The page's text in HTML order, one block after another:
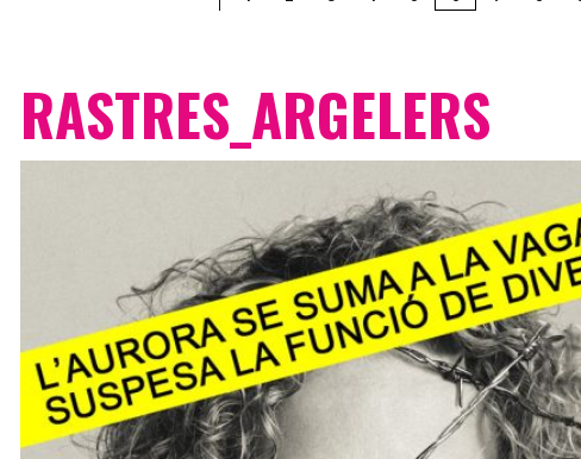
RASTRES_ARGELERS